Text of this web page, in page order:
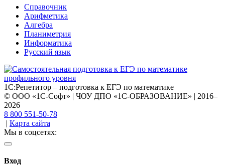
Справочник
Арифметика
Алгебра
Планиметрия
Информатика
Русский язык
1С:Репетитор – подготовка к ЕГЭ по математике
© ООО «1С-Софт» | ЧОУ ДПО «1С-ОБРАЗОВАНИЕ» | 2016–
2026
8 800 551-50-78
| Карта сайта
Мы в соцсетях:
Вход